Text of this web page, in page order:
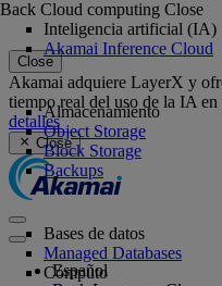
Close
Akamai adquiere LayerX y
tiempo real del uso de la IA
detalles
Close
Español
Back Cloud computing Close
Inteligencia artificial (IA)
Akamai Inference Cloud
Almacenamiento
Object Storage
Block Storage
Backups
Bases de datos
Managed Databases
Cómputo